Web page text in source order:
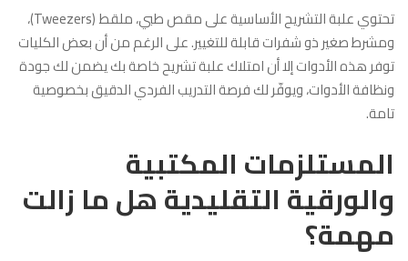
تحتوي علبة التشريح الأساسية على مقص طبي، ملقط (Tweezers)،
ومشرط صغير ذو شفرات قابلة للتغيير. على الرغم من أن بعض الكليات
توفر هذه الأدوات إلا أن امتلاك علبة تشريح خاصة بك يضمن لك جودة
ونظافة الأدوات، ويوفّر لك فرصة التدريب الفردي الدقيق بخصوصية
تامة.
المستلزمات المكتبية
والورقية التقليدية هل ما زالت
مهمة؟